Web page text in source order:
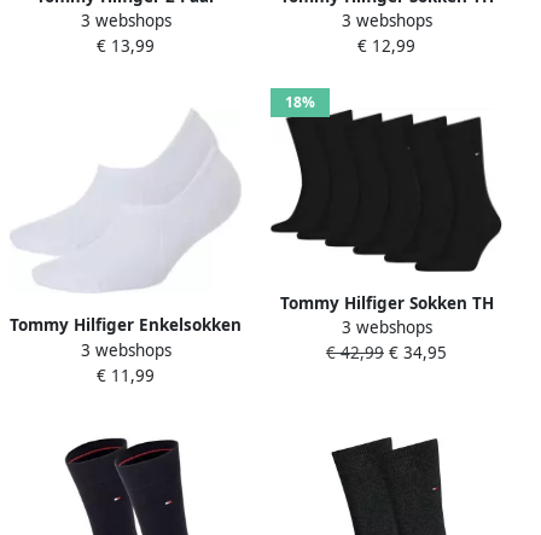
Klassieke Donkerblauwe
Sokken Blue Unisex
3 webshops
€ 13,99
MEN SOCK CLASSIC 2P (2
paar)
3 webshops
€ 12,99
Tommy Hilfiger Enkelsokken
TH MEN FOOTIE 2P Met
gebreid logo op de hak (2
3 webshops
€ 11,99
18%
Tommy Hilfiger Sokken TH
MEN SOCK 6P ECOM
Gekamd katoen ademend
3 webshops
€ 42,99 € 34,95